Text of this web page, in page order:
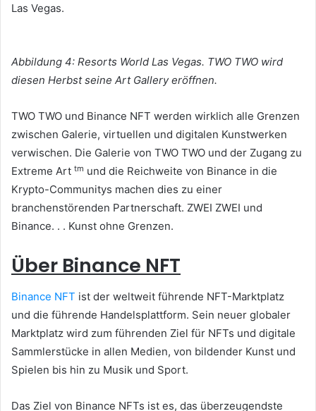
Las Vegas.
Abbildung 4: Resorts World Las Vegas. TWO TWO wird
diesen Herbst seine Art Gallery eröffnen.
TWO TWO und Binance NFT werden wirklich alle Grenzen
zwischen Galerie, virtuellen und digitalen Kunstwerken
verwischen. Die Galerie von TWO TWO und der Zugang zu
Extreme Art tm und die Reichweite von Binance in die
Krypto-Communitys machen dies zu einer
branchenstörenden Partnerschaft. ZWEI ZWEI und
Binance. . . Kunst ohne Grenzen.
Über Binance NFT
Binance NFT ist der weltweit führende NFT-Marktplatz
und die führende Handelsplattform. Sein neuer globaler
Marktplatz wird zum führenden Ziel für NFTs und digitale
Sammlerstücke in allen Medien, von bildender Kunst und
Spielen bis hin zu Musik und Sport.
Das Ziel von Binance NFTs ist es, das überzeugendste